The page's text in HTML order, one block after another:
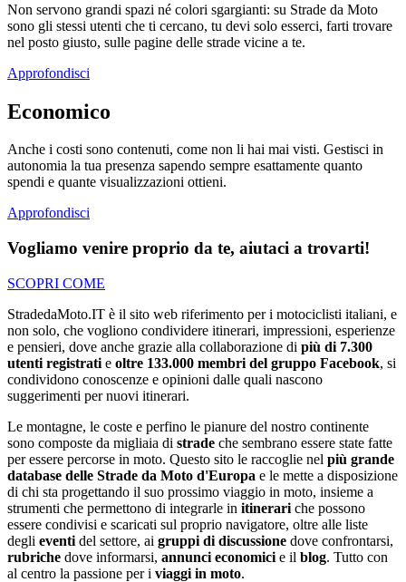
Non servono grandi spazi né colori sgargianti: su Strade da Moto
sono gli stessi utenti che ti cercano, tu devi solo esserci, farti trovare
nel posto giusto, sulle pagine delle strade vicine a te.
Approfondisci
Economico
Anche i costi sono contenuti, come non li hai mai visti. Gestisci in
autonomia la tua presenza sapendo sempre esattamente quanto
spendi e quante visualizzazioni ottieni.
Approfondisci
Vogliamo venire proprio da te, aiutaci a trovarti!
SCOPRI COME
StradedaMoto.IT è il sito web riferimento per i motociclisti italiani, e
non solo, che vogliono condividere itinerari, impressioni, esperienze
e pensieri, dove anche grazie alla collaborazione di più di 7.300
utenti registrati e oltre 133.000 membri del gruppo Facebook, si
condividono conoscenze e opinioni dalle quali nascono
suggerimenti per nuovi itinerari.
Le montagne, le coste e perfino le pianure del nostro continente
sono composte da migliaia di strade che sembrano essere state fatte
per essere percorse in moto. Questo sito le raccoglie nel più grande
database delle Strade da Moto d'Europa e le mette a disposizione
di chi sta progettando il suo prossimo viaggio in moto, insieme a
strumenti che permettono di integrarle in itinerari che possono
essere condivisi e scaricati sul proprio navigatore, oltre alle liste
degli eventi del settore, ai gruppi di discussione dove confrontarsi,
rubriche dove informarsi, annunci economici e il blog. Tutto con
al centro la passione per i viaggi in moto.